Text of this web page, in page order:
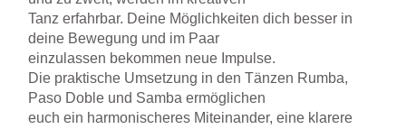
Tanz erfahrbar. Deine Möglichkeiten dich besser in
deine Bewegung und im Paar
einzulassen bekommen neue Impulse.
Die praktische Umsetzung in den Tänzen Rumba,
Paso Doble und Samba ermöglichen
euch ein harmonischeres Miteinander, eine klarere